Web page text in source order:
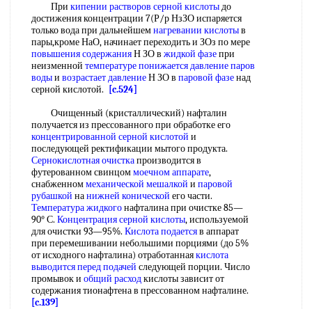
При кипении растворов серной кислотыдо
достижения концентрации 7(Р/р НзЗО испаряется
только вода при дальнейшемнагревании кислотыв
пары,кроме НаО, начинает переходить и ЗОз по мере
повышения содержанияН ЗО в жидкой фазепри
неизменной температуре понижаетсядавление паров
водыи возрастает давлениеН ЗО в паровой фазенад
серной кислотой.
[c.524]
Очищенный (кристаллический) нафталин
получается из прессованного при обработке его
концентрированной серной кислотой и
последующей ректификации мытого продукта.
Сернокислотная очисткапроизводится в
футерованном свинцоммоечном аппарате,
снабженноммеханической мешалкой и паровой
рубашкой нанижней конической его части.
Температура жидкогонафталина при очистке 85—
90° С. Концентрация серной кислоты, используемой
для очистки 93—95%. Кислота подаетсяв аппарат
при перемешивании небольшими порциями (до 5%
от исходного нафталина) отработаннаякислота
выводитсяперед подачей следующей порции. Число
промывок и общий расходкислоты зависит от
содержания тионафтена в прессованном нафталине.
[c.139]